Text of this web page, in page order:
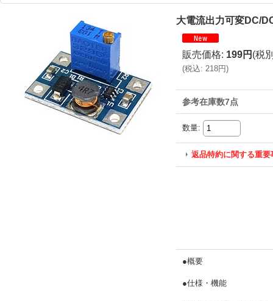
大電流出力可変DC/
販売価格: 199円 (税
(税込: 218円)
参考在庫数7点
数量:
返品特約に関する重要
●概要
●仕様・機能